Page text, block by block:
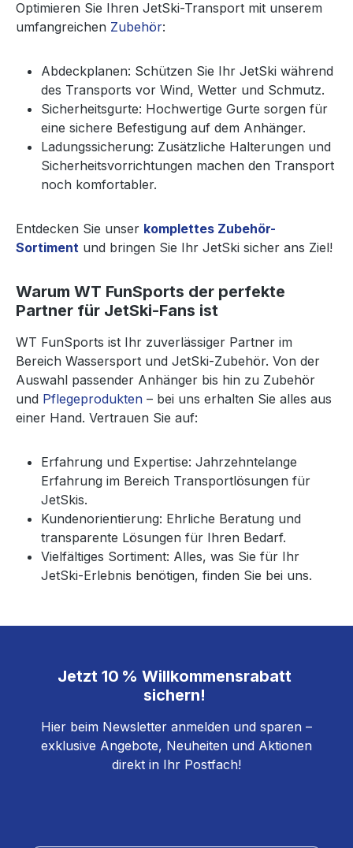
Optimieren Sie Ihren JetSki-Transport mit unserem
umfangreichen Zubehör:
Abdeckplanen: Schützen Sie Ihr JetSki während
des Transports vor Wind, Wetter und Schmutz.
Sicherheitsgurte: Hochwertige Gurte sorgen für
eine sichere Befestigung auf dem Anhänger.
Ladungssicherung: Zusätzliche Halterungen und
Sicherheitsvorrichtungen machen den Transport
noch komfortabler.
Entdecken Sie unser komplettes Zubehör-
Sortiment und bringen Sie Ihr JetSki sicher ans Ziel!
Warum WT FunSports der perfekte
Partner für JetSki-Fans ist
WT FunSports ist Ihr zuverlässiger Partner im
Bereich Wassersport und JetSki-Zubehör. Von der
Auswahl passender Anhänger bis hin zu Zubehör
und Pflegeprodukten – bei uns erhalten Sie alles aus
einer Hand. Vertrauen Sie auf:
Erfahrung und Expertise: Jahrzehntelange
Erfahrung im Bereich Transportlösungen für
JetSkis.
Kundenorientierung: Ehrliche Beratung und
transparente Lösungen für Ihren Bedarf.
Vielfältiges Sortiment: Alles, was Sie für Ihr
JetSki-Erlebnis benötigen, finden Sie bei uns.
Jetzt 10 % Willkommensrabatt
sichern!
Hier beim Newsletter anmelden und sparen –
exklusive Angebote, Neuheiten und Aktionen
direkt in Ihr Postfach!